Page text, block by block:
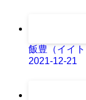
飯豊（イイ
2021-12-21